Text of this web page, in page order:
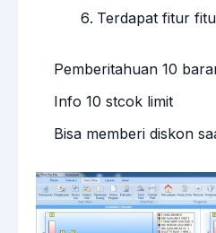
Terdapat fitur
Pemberitahuan 10
Info 10 stcok limit
Bisa memberi diskon